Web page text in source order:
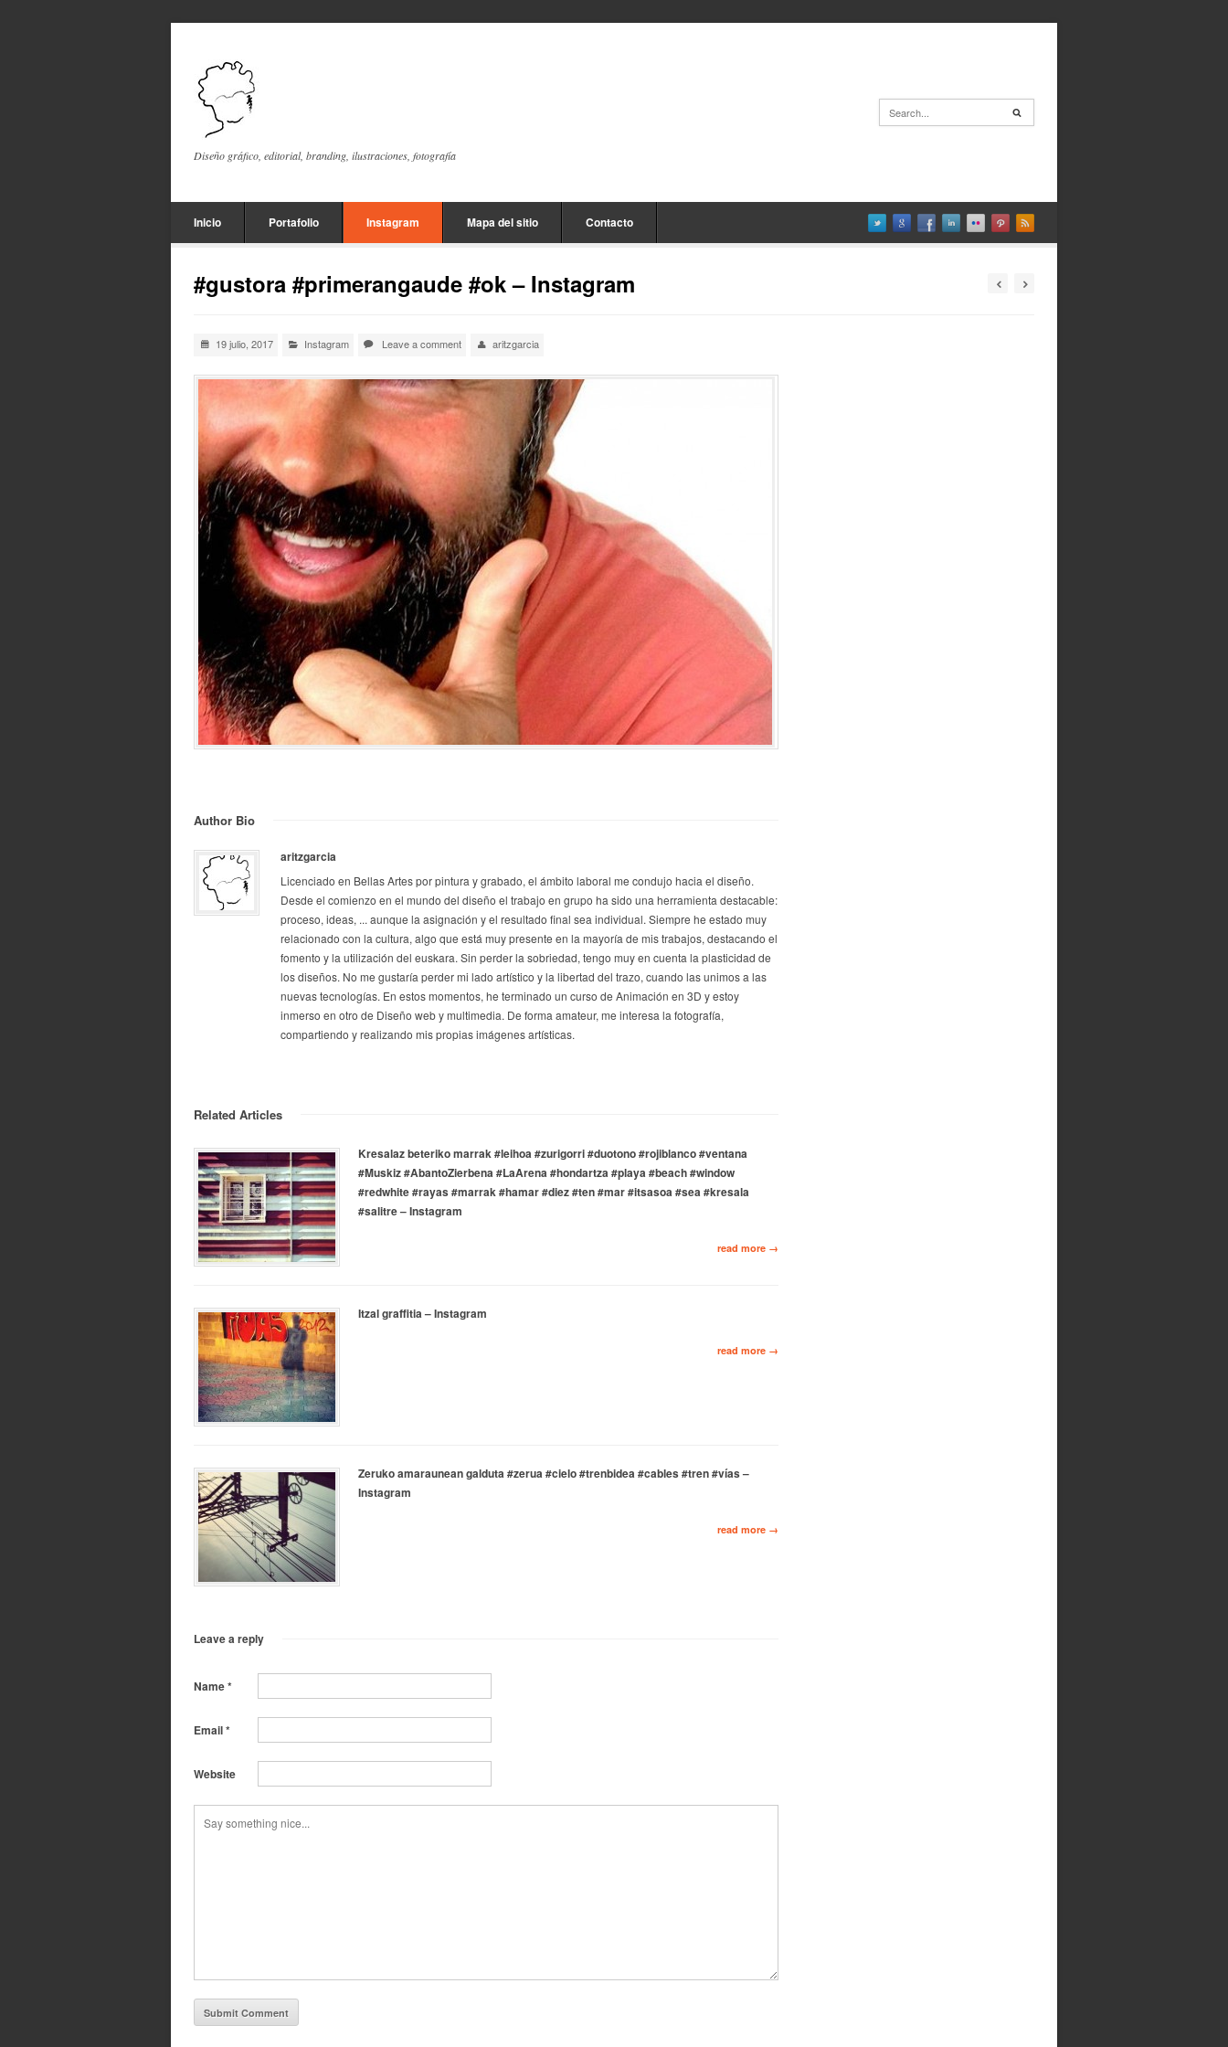
Diseño gráfico, editorial, branding, ilustraciones, fotografía
Inicio Portafolio Instagram Mapa del sitio Contacto
#gustora #primerangaude #ok – Instagram
19 julio, 2017 Instagram Leave a comment aritzgarcia
Author Bio
aritzgarcia
Licenciado en Bellas Artes por pintura y grabado, el ámbito laboral me condujo hacia el diseño.
Desde el comienzo en el mundo del diseño el trabajo en grupo ha sido una herramienta destacable:
proceso, ideas, ... aunque la asignación y el resultado final sea individual. Siempre he estado muy
relacionado con la cultura, algo que está muy presente en la mayoría de mis trabajos, destacando el
fomento y la utilización del euskara. Sin perder la sobriedad, tengo muy en cuenta la plasticidad de
los diseños. No me gustaría perder mi lado artístico y la libertad del trazo, cuando las unimos a las
nuevas tecnologías. En estos momentos, he terminado un curso de Animación en 3D y estoy
inmerso en otro de Diseño web y multimedia. De forma amateur, me interesa la fotografía,
compartiendo y realizando mis propias imágenes artísticas.
Related Articles
Kresalaz beteriko marrak #leihoa #zurigorri #duotono #rojiblanco #ventana
#Muskiz #AbantoZierbena #LaArena #hondartza #playa #beach #window
#redwhite #rayas #marrak #hamar #diez #ten #mar #itsasoa #sea #kresala
#salitre – Instagram
read more →
Itzal graffitia – Instagram
read more →
Zeruko amaraunean galduta #zerua #cielo #trenbidea #cables #tren #vías –
Instagram
read more →
Leave a reply
Name*
Email*
Website